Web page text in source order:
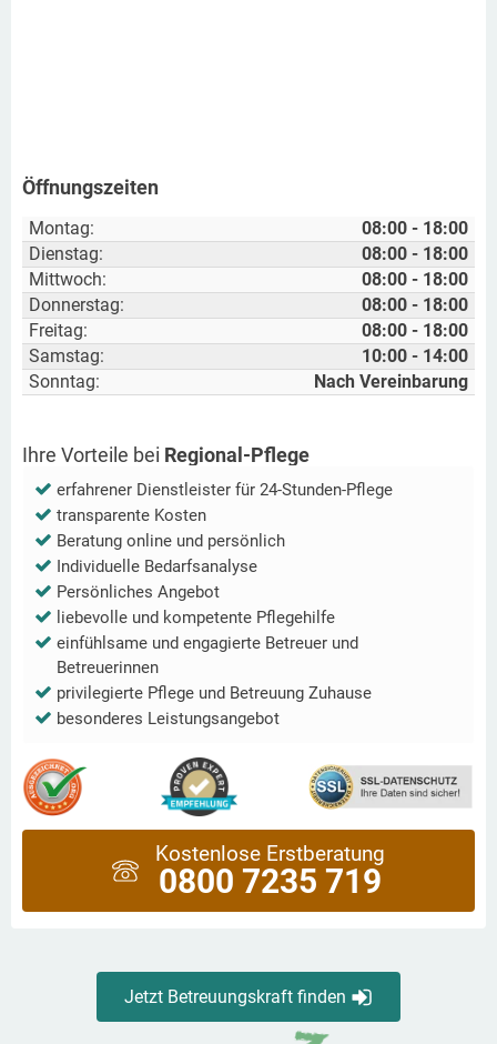
Öffnungszeiten
Montag:
08:00 - 18:00
Dienstag:
08:00 - 18:00
Mittwoch:
08:00 - 18:00
Donnerstag:
08:00 - 18:00
Freitag:
08:00 - 18:00
Samstag:
10:00 - 14:00
Sonntag:
Nach Vereinbarung
Ihre Vorteile bei Regional-Pflege
erfahrener Dienstleister für 24-Stunden-Pflege
transparente Kosten
Beratung online und persönlich
Individuelle Bedarfsanalyse
Persönliches Angebot
liebevolle und kompetente Pflegehilfe
einfühlsame und engagierte Betreuer und
Betreuerinnen
privilegierte Pflege und Betreuung Zuhause
besonderes Leistungsangebot
Kostenlose Erstberatung
0800 7235 719
Jetzt Betreuungskraft finden